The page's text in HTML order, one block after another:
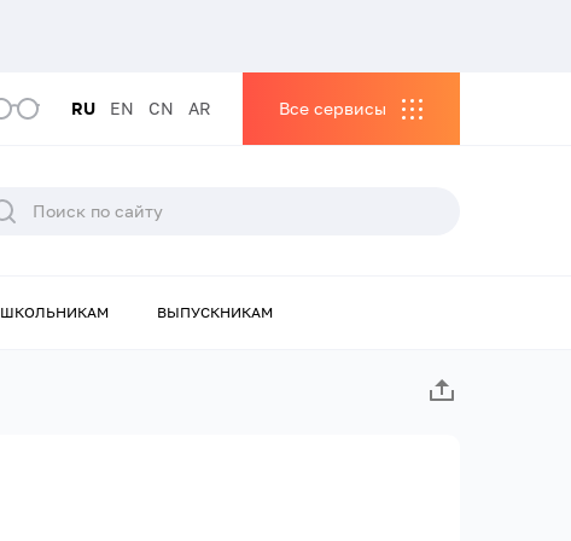
RU EN CN AR Все сервисы
ШКОЛЬНИКАМ ВЫПУСКНИКАМ